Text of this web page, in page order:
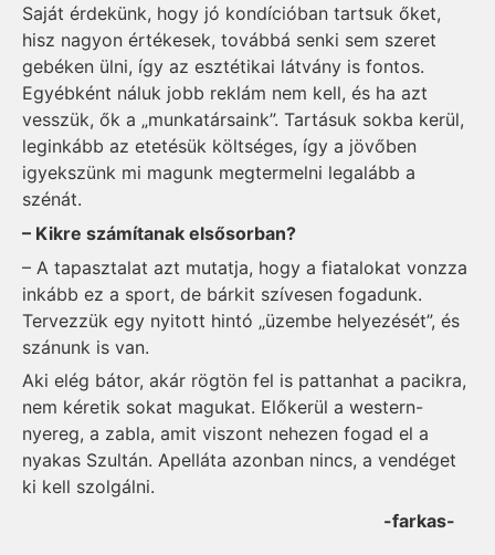
Saját érdekünk, hogy jó kondícióban tartsuk őket,
hisz nagyon értékesek, továbbá senki sem szeret
gebéken ülni, így az esztétikai látvány is fontos.
Egyébként náluk jobb reklám nem kell, és ha azt
vesszük, ők a „munkatársaink”. Tartásuk sokba kerül,
leginkább az etetésük költséges, így a jövőben
igyekszünk mi magunk megtermelni legalább a
szénát.
– Kikre számítanak elsősorban?
– A tapasztalat azt mutatja, hogy a fiatalokat vonzza
inkább ez a sport, de bárkit szívesen fogadunk.
Tervezzük egy nyitott hintó „üzembe helyezését”, és
szánunk is van.
Aki elég bátor, akár rögtön fel is pattanhat a pacikra,
nem kéretik sokat magukat. Előkerül a western-
nyereg, a zabla, amit viszont nehezen fogad el a
nyakas Szultán. Apelláta azonban nincs, a vendéget
ki kell szolgálni.
-farkas-